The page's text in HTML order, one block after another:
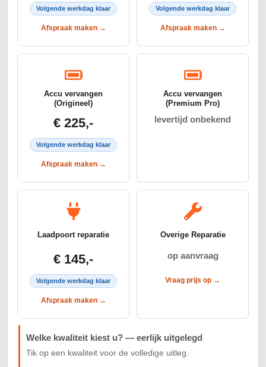
Volgende werkdag klaar
Afspraak maken →
Volgende werkdag klaar
Afspraak maken →
Accu vervangen
(Origineel)
€ 225,-
Volgende werkdag klaar
Afspraak maken →
Accu vervangen
(Premium Pro)
levertijd onbekend
Laadpoort reparatie
€ 145,-
Volgende werkdag klaar
Afspraak maken →
Overige Reparatie
op aanvraag
Vraag prijs op →
Welke kwaliteit kiest u? — eerlijk uitgelegd
Tik op een kwaliteit voor de volledige uitleg.